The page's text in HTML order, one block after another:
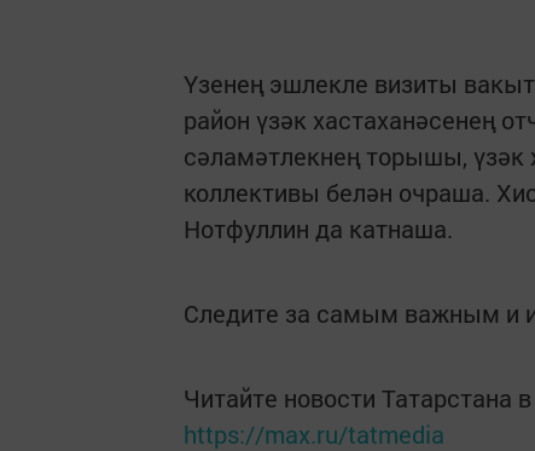
Үзенең эшлекле визиты
район үзәк хастаханәсенең
сәламәтлекнең торышы, үзәк
коллективы белән очраша.
Нотфуллин да катнаша.
Следите за самым важным и
Читайте новости
https://max.ru/tatmedia